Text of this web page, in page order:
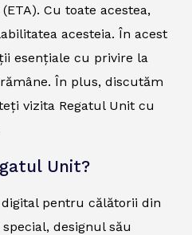
Cu toate acestea,
acesteia. În acest
esențiale cu privire la
În plus, discutăm
vizita Regatul Unit cu
Unit?
pentru călătorii din
designul său